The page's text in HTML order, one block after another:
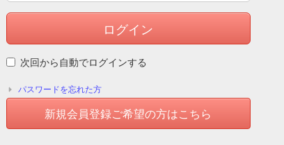
ログイン
次回から自動でログインする
パスワードを忘れた方
新規会員登録ご希望の方はこちら